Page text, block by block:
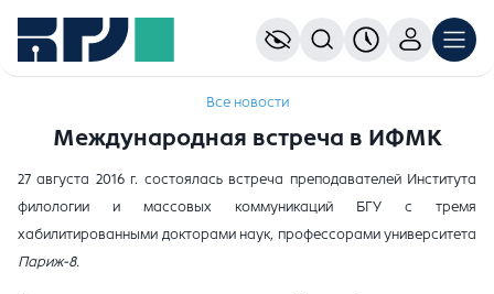
Все новости
Международная встреча в ИФМК
27 августа 2016 г. состоялась встреча преподавателей Института
филологии и массовых коммуникаций БГУ с тремя
хабилитированными докторами наук, профессорами университета
Париж-8.